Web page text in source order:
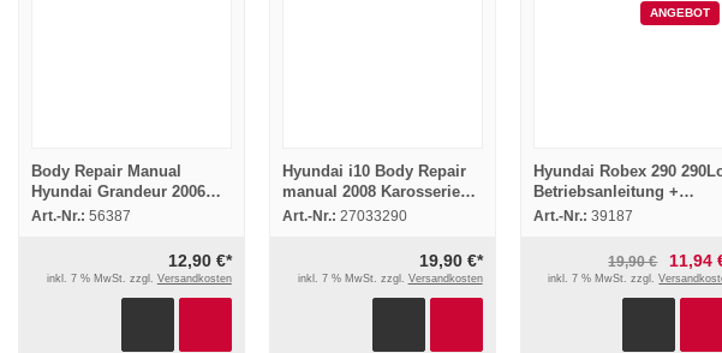
Body Repair Manual
Hyundai Grandeur 2006
Reparaturhandbuch
Art.-Nr.: 56387
12,90 €*
inkl. 7 % MwSt. zzgl. Versandkosten
Hyundai i10 Body Repair
manual 2008 Karosserie
Werkstatthandbuch
Art.-Nr.: 27033290
19,90 €*
inkl. 7 % MwSt. zzgl. Versandkosten
ANGEBOT
Hyundai Robex 290
Betriebsanleitung +
Prospekt
Art.-Nr.: 39187
19,90 € 11,94
inkl. 7 % MwSt. zzgl.